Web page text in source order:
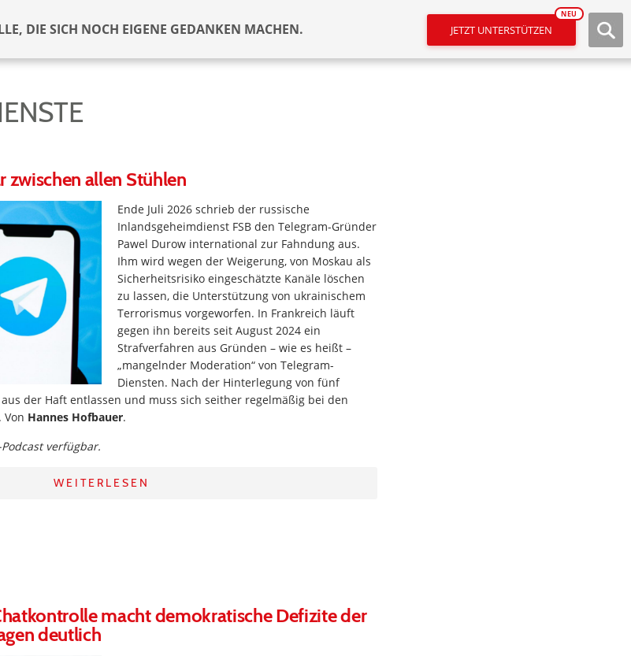
DIE SICH NOCH EIGENE GEDANKEN MACHEN. JETZT UNTERSTÜTZEN
NEU
zwischen allen Stühlen
Ende Juli 2026 schrieb der russische
Inlandsgeheimdienst FSB den Telegram-Gründer
Pawel Durow international zur Fahndung aus.
Ihm wird wegen der Weigerung, von Moskau als
Sicherheitsrisiko eingeschätzte Kanäle löschen
zu lassen, die Unterstützung von ukrainischem
Terrorismus vorgeworfen. In Frankreich läuft
gegen ihn bereits seit August 2024 ein
Strafverfahren aus Gründen – wie es heißt –
„mangelnder Moderation“ von Telegram-
Diensten. Nach der Hinterlegung von fünf
der Haft entlassen und muss sich seither regelmäßig bei den
Hannes Hofbauer.
verfügbar.
WEITERLESEN
macht demokratische Defizite der
deutlich